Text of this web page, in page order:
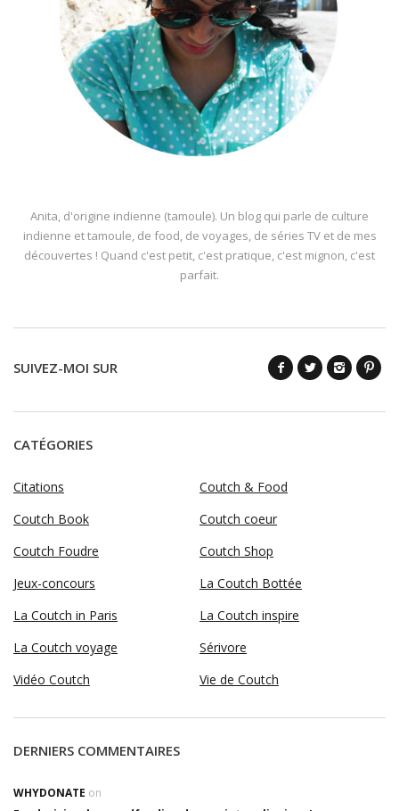
Anita, d'origine indienne (tamoule). Un blog qui parle de culture
indienne et tamoule, de food, de voyages, de séries TV et de mes
découvertes ! Quand c'est petit, c'est pratique, c'est mignon, c'est
parfait.
SUIVEZ-MOI SUR
CATÉGORIES
Citations
Coutch & Food
Coutch Book
Coutch coeur
Coutch Foudre
Coutch Shop
Jeux-concours
La Coutch Bottée
La Coutch in Paris
La Coutch inspire
La Coutch voyage
Sérivore
Vidéo Coutch
Vie de Coutch
DERNIERS COMMENTAIRES
WHYDONATE on